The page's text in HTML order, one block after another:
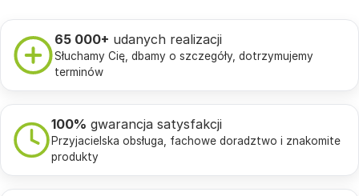
65 000+ udanych realizacji
Słuchamy Cię, dbamy o szczegóły, dotrzymujemy
terminów
100% gwarancja satysfakcji
Przyjacielska obsługa, fachowe doradztwo i znakomite
produkty